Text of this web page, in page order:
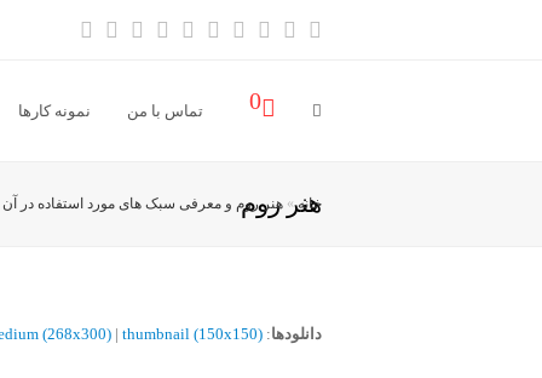
FacebookPinterest
Dribbble
Instagram
LinkedIn
YoutubeVimeo خبر
آدرس
نمونه کارها تماس با من 0
هنر روم
خانه» هنر روم و معرفی سبک های مورد استفاده در آن
دانلودها:
(268x300) | thumbnail (150x150)